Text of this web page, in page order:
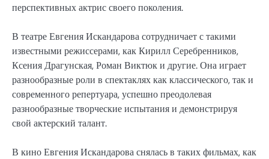
перспективных актрис своего поколения.
В театре Евгения Искандарова сотрудничает с такими
известными режиссерами, как Кирилл Серебренников,
Ксения Драгунская, Роман Виктюк и другие. Она играет
разнообразные роли в спектаклях как классического, так и
современного репертуара, успешно преодолевая
разнообразные творческие испытания и демонстрируя
свой актерский талант.
В кино Евгения Искандарова снялась в таких фильмах, как